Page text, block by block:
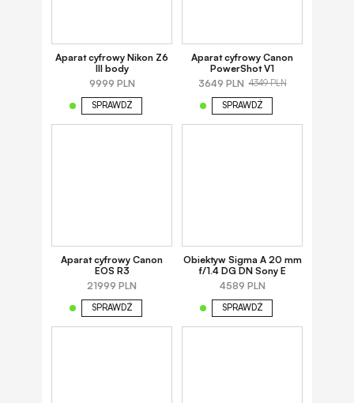
Aparat cyfrowy Nikon Z6
III body
9999 PLN
SPRAWDŹ
Aparat cyfrowy Canon
PowerShot V1
3649 PLN 4349 PLN
SPRAWDŹ
Aparat cyfrowy Canon
EOS R3
21999 PLN
SPRAWDŹ
Obiektyw Sigma A 20 mm
f/1.4 DG DN Sony E
4589 PLN
SPRAWDŹ